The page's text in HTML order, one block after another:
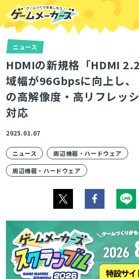
ニュース
HDMIの新規格「HDMI
域幅が96Gbpsに向上し、
の高解像度・高リフレッ
対応
2025.01.07
ニュース 周辺機器・ハードウェア
周辺機器・ハードウェア